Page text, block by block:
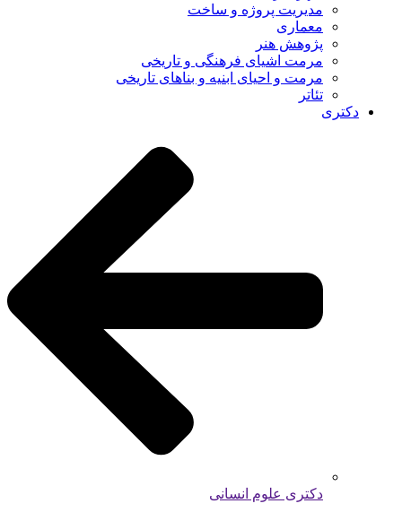
مدیریت پروژه و ساخت
معماری
پژوهش هنر
مرمت اشیای فرهنگی و تاریخی
مرمت و احیای ابنیه و بناهای تاریخی
تئاتر
دکتری
دکتری علوم انسانی